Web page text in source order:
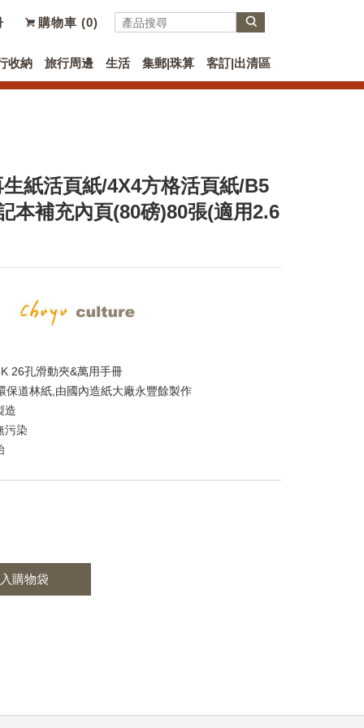
購物車 (0)
收納 旅行周邊 生活 集郵|珠算 客訂|出清區
紙活頁紙/4X4方格活頁紙/B5
本補充內頁(80磅)80張(適用2.6
26孔滑動夾&萬用手冊
保道林紙,由國內造紙大廠永豐餘製作
造
污染
購物袋